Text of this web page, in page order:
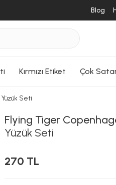
Blog
Kırmızı Etiket Çok
Seti
Flying Tiger
Yüzük Seti
270 TL